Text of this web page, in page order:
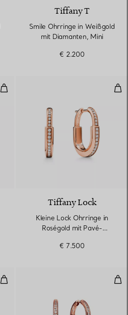
Tiffany T
Smile Ohrringe in Weißgold
mit Diamanten, Mini
€ 2.200
Ohrringe in Roségold und Platin
Tiffany Lock
Kleine Lock Ohrringe in
Roségold mit Pavé-
€ 7.500
T One Huggie-Ohrringe mit